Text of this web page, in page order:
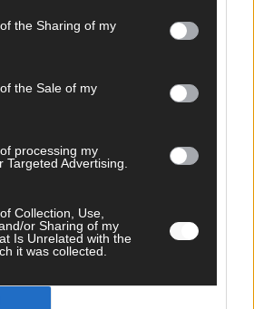
the Sharing of my
the Sale of my
processing my
Targeted Advertising.
Collection, Use,
or Sharing of my
Is Unrelated with the
it was collected.
Israel beunruhigend –
Favorit, Australien
Acts im Kurzcheck